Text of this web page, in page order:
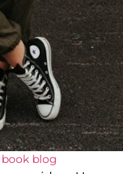
blog